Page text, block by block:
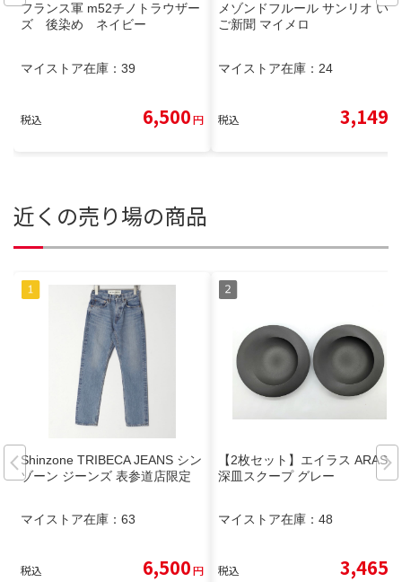
フランス軍 m52チノトラウザー
ズ 後染め ネイビー
マイストア在庫： 39
税込 6,500円
メゾンドフルール サンリオ いち
ご新聞 マイメロ
マイストア在庫： 24
税込 3,149
近くの売り場の商品
Shinzone TRIBECA JEANS シン
ゾーン ジーンズ 表参道店限定
マイストア在庫： 63
税込 6,500円
【2枚セット】エイラス ARAS
深皿スクープ グレー
マイストア在庫： 48
税込 3,465